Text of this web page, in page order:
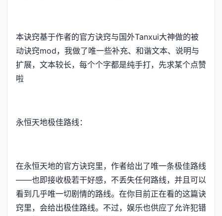
本诀窍基于作者的官方诀窍与国外Tanxui大神做的被
动诀窍mod，我做了唯一些补充、和谐文本、说明与
扩展，文本较长，每个个字都是纯手打，先求某个点赞
啦
永恒天地极佳路线：
在永恒天地的官方诀窍里，作者给出了唯一条极佳路线
——也即接收极若干好感，不丢失任何路线，并且可以
看到几乎唯一切剧情的路线。在你目前正在看的这篇诀
窍里，会给出极佳路线。不过，娱乐也供应了允许犯错